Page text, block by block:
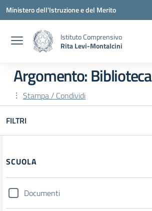
Vai ai contenuti
Vai al menu di navigazione
Vai al footer
Ministero dell'Istruzione e del Merito
Istituto Comprensivo
Rita Levi-Montalcini
Argomento: Biblioteca
Stampa / Condividi
FILTRI
Filtri
SCUOLA
Documenti